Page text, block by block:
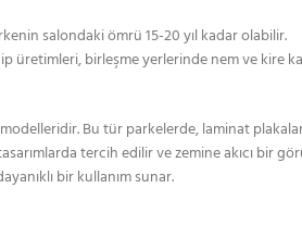
salondaki ömrü 15-20 yıl kadar olabilir.
üretimleri, birleşme yerlerinde nem ve kire
Bu tür parkelerde, laminat
tercih edilir ve zemine akıcı bir
bir kullanım sunar.